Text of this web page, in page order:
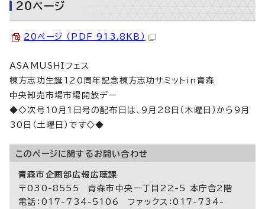
20ページ
20ページ （PDF 913.8KB）
ASAMUSHIフェス
棟方志功生誕120周年記念棟方志功サミットin青森
中央卸売市場市場開放デー
◆◇次号10月1日号の配布日は、9月28日（木曜日）から9月
30日（土曜日）です◇◆
このページに関する お問い合わせ
青森市企画部広報広聴課
〒030-8555 青森市中央一丁目22-5 本庁舎2階
電話：017-734-5106 ファックス：017-734-